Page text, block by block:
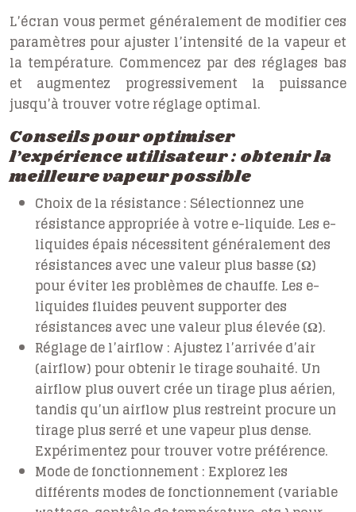
L’écran vous permet généralement de modifier ces
paramètres pour ajuster l’intensité de la vapeur et
la température. Commencez par des réglages bas
et augmentez progressivement la puissance
jusqu’à trouver votre réglage optimal.
Conseils pour optimiser
l’expérience utilisateur : obtenir la
meilleure vapeur possible
Choix de la résistance : Sélectionnez une
résistance appropriée à votre e-liquide. Les e-
liquides épais nécessitent généralement des
résistances avec une valeur plus basse (Ω)
pour éviter les problèmes de chauffe. Les e-
liquides fluides peuvent supporter des
résistances avec une valeur plus élevée (Ω).
Réglage de l’airflow : Ajustez l’arrivée d’air
(airflow) pour obtenir le tirage souhaité. Un
airflow plus ouvert crée un tirage plus aérien,
tandis qu’un airflow plus restreint procure un
tirage plus serré et une vapeur plus dense.
Expérimentez pour trouver votre préférence.
Mode de fonctionnement : Explorez les
différents modes de fonctionnement (variable